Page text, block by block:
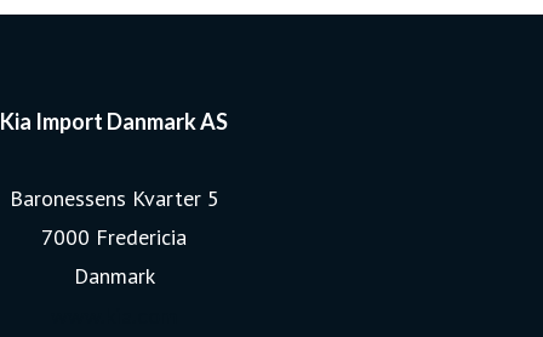
Kia Import Danmark AS
Baronessens Kvarter 5
7000 Fredericia
Danmark